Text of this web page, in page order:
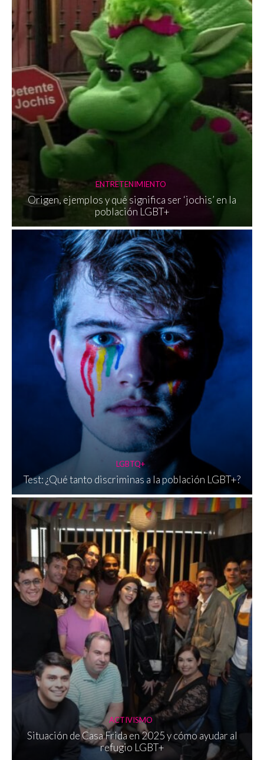
ENTRETENIMIENTO
Origen, ejemplos y qué significa ser ‘jochis’ en la
población LGBT+
LGBTQ+
Test: ¿Qué tanto discriminas a la población LGBT+?
ACTIVISMO
Situación de Casa Frida en 2025 y cómo ayudar al
refugio LGBT+